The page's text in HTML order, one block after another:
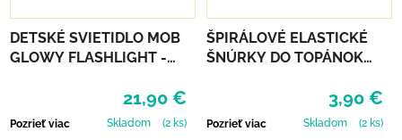
DETSKÉ SVIETIDLO MOB
GLOWY FLASHLIGHT -
21,90 €
Pozrieť viac Skladom (2 ks)
ŠPIRÁLOVÉ ELASTICKÉ
ŠNÚRKY DO TOPÁNOK
3,90 €
Pozrieť viac Skladom (2 ks)